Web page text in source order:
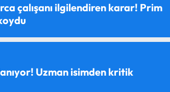
çalışanı ilgilendiren karar! Prim
Uzman isimden kritik